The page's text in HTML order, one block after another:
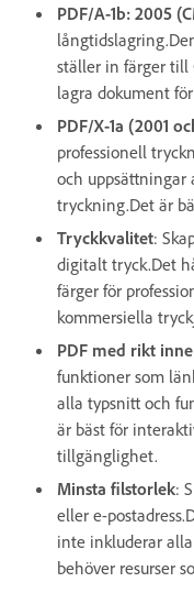
PDF/A-1b: 2005
ställer in färger till
lagra dokument
PDF/X-1a (2001
professionell
och uppsättningar
tryckning.Det är
Tryckkvalitet:
digitalt tryck.Det
färger för
kommersiella
PDF med rikt
funktioner som
alla typsnitt och
är bäst för
tillgänglighet.
Minsta filstorlek:
eller e-
inte inkluderar
behöver resurser